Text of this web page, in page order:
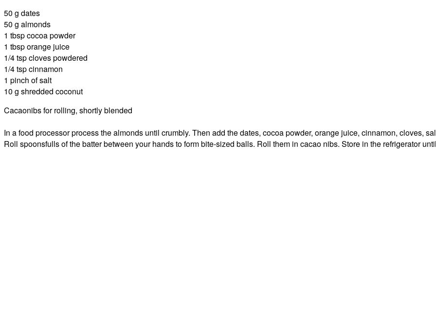
50 g dates
50 g almonds
1 tbsp cocoa powder
1 tbsp orange juice
1/4 tsp cloves powdered
1/4 tsp cinnamon
1 pinch of salt
10 g shredded coconut
Cacaonibs for rolling, shortly blended
In a food processor process the almonds until crumbly. Then add the dates, cocoa powder, orange juice, cinnamon, cloves,
Roll spoonsfulls of the batter between your hands to form bite-sized balls. Roll them in cacao nibs. Store in the refrigerator